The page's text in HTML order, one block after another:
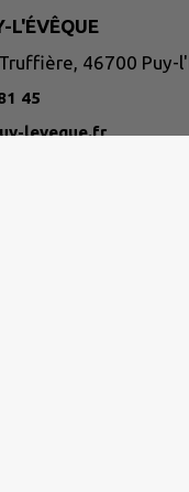
L'ÉVÊQUE
46700 Puy-
45
leveque.fr